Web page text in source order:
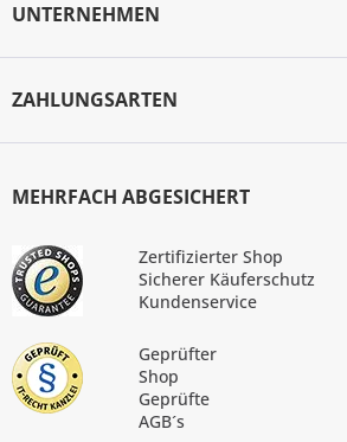
UNTERNEHMEN
ZAHLUNGSARTEN
MEHRFACH ABGESICHERT
Zertifizierter Shop
Sicherer Käuferschutz
Kundenservice
Geprüfter
Shop
Geprüfte
AGB´s